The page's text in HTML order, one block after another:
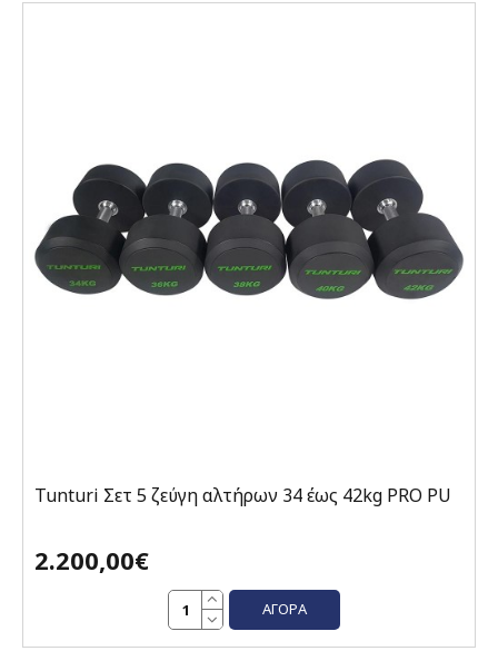
Tunturi Σετ 5 ζεύγη αλτήρων 34 έως 42kg PRO PU
2.200,00€
ΑΓΟΡΆ